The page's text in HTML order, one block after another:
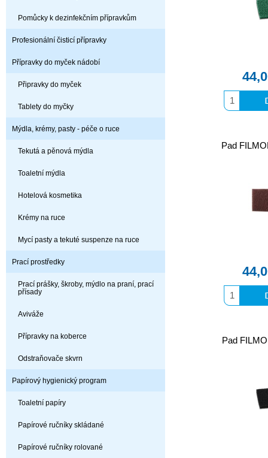
Pomůcky k dezinfekčním přípravkům
Profesionální čisticí přípravky
Přípravky do myček nádobí
Připravky do myček
Tablety do myčky
Mýdla, krémy, pasty - péče o ruce
Tekutá a pěnová mýdla
Toaletní mýdla
Hotelová kosmetika
Krémy na ruce
Mycí pasty a tekuté suspenze na ruce
Prací prostředky
Prací prášky, škroby, mýdlo na praní, prací
přísady
Aviváže
Přípravky na koberce
Odstraňovače skvrn
Papírový hygienický program
Toaletní papíry
Papírové ručníky skládané
Papírové ručníky rolované
Pad
Pad